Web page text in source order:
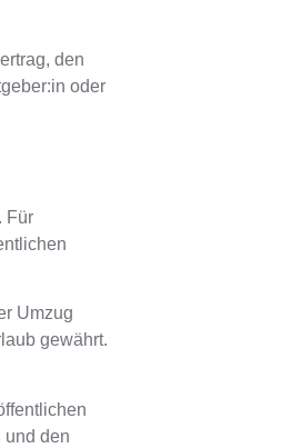
den
oder
Für
Umzug
gewährt.
und den